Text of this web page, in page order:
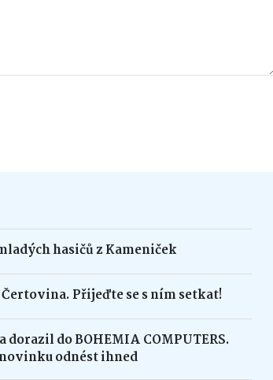
hasičů z Kameniček
Přijeďte se s ním setkat!
dorazil do BOHEMIA COMPUTERS.
odnést ihned